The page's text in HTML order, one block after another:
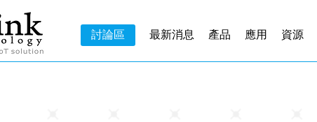
討論區 最新消息 產品 應用 資源